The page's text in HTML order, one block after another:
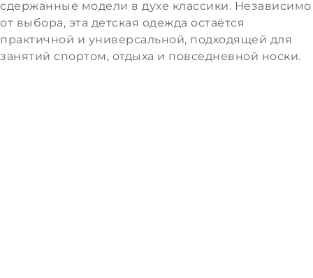
сдержанные модели в духе классики. Независимо
от выбора, эта детская одежда остаётся
практичной и универсальной, подходящей для
занятий спортом, отдыха и повседневной носки.